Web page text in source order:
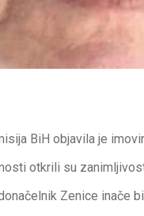
BiH objavila je
otkrili su
Zenice inače